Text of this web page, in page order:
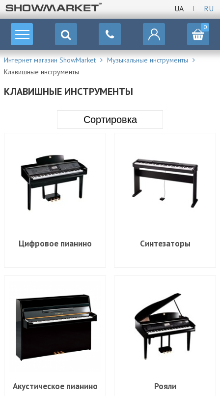
UA RU
0
Интернет магазин ShowMarket
Музыкальные инструменты
Клавишные инструменты
КЛАВИШНЫЕ ИНСТРУМЕНТЫ
Сортировка
Цифровое пианино Синтезаторы
Акустическое пианино Рояли